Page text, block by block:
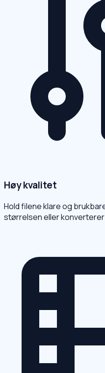
Høy kvalitet
Hold filene klare og
størrelsen eller